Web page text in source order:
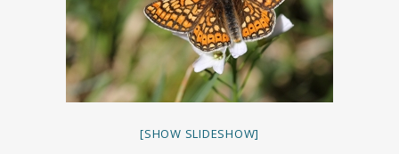
[SHOW SLIDESHOW]